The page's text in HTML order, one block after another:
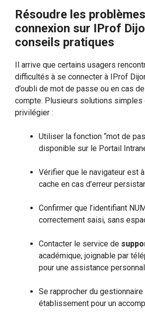
Résoudre les
connexion sur IProf
conseils pratiques
Il arrive que certains usagers
difficultés à se connecter à IProf
d’oubli de mot de passe ou en cas
compte. Plusieurs solutions simples
privilégier :
Utiliser la fonction “mot de
disponible sur le Portail
Vérifier que le navigateur est
cache en cas d’erreur
Confirmer que l’identifiant
correctement saisi, sans
Contacter le service de
académique, joignable par
pour une assistance
Se rapprocher du
établissement pour un